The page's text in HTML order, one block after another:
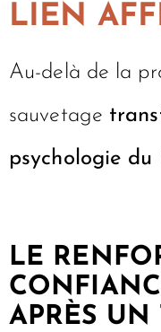
LIEN
Au-delà de la
sauvetage
psychologie du
LE
APRÈS UN